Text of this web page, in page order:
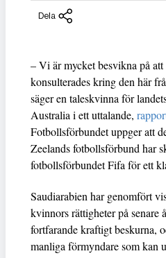
Dela
– Vi är mycket besvikna på
konsulterades kring den här
säger en taleskvinna för
Australia i ett uttalande,
Fotbollsförbundet uppger att
Zeelands fotbollsförbund har
fotbollsförbundet Fifa för ett
Saudiarabien har genomfört
kvinnors rättigheter på senare
fortfarande kraftigt beskurna,
manliga förmyndare som kan